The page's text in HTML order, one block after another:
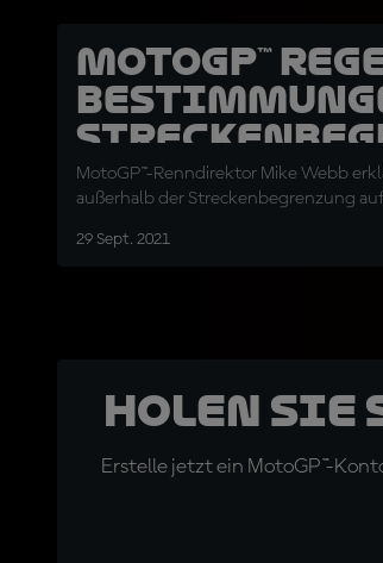
MotoGP™
MotoGP™-Renndirektor Mike Webb
außerhalb der Streckenbegrenzung
29 Sept. 2021
Holen
Erstelle jetzt ein MotoGP™-